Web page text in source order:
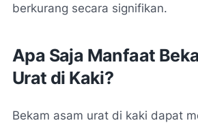
berkurang secara signifikan.
Apa Saja Manfaat
Urat di Kaki?
Bekam asam urat di kaki dapat